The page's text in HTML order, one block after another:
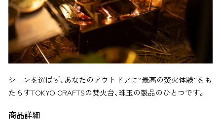
シーンを選ばず、あなたのアウトドアに“最高の焚火体験”をも
たらすTOKYO CRAFTSの焚火台、珠玉の製品のひとつです。
商品詳細